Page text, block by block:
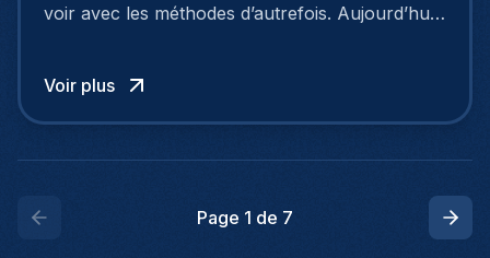
voir avec les méthodes d’autrefois. Aujourd’hui,
Voir plus
Page 1 de 7